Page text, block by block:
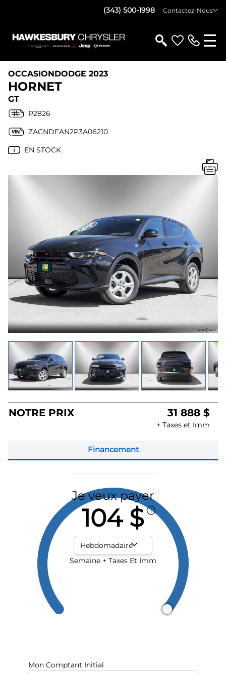
(343) 500-1998 Contactez-Nous
OCCASIONDODGE 2023
HORNET
GT
P2826
ZACNDFAN2P3A06210
EN STOCK
NOTRE PRIX 31 888 $
+ Taxes et Imm
Financement
Je veux payer
104 $
Fréquence des paiements
Semaine + Taxes Et Imm
Mon Comptant Initial